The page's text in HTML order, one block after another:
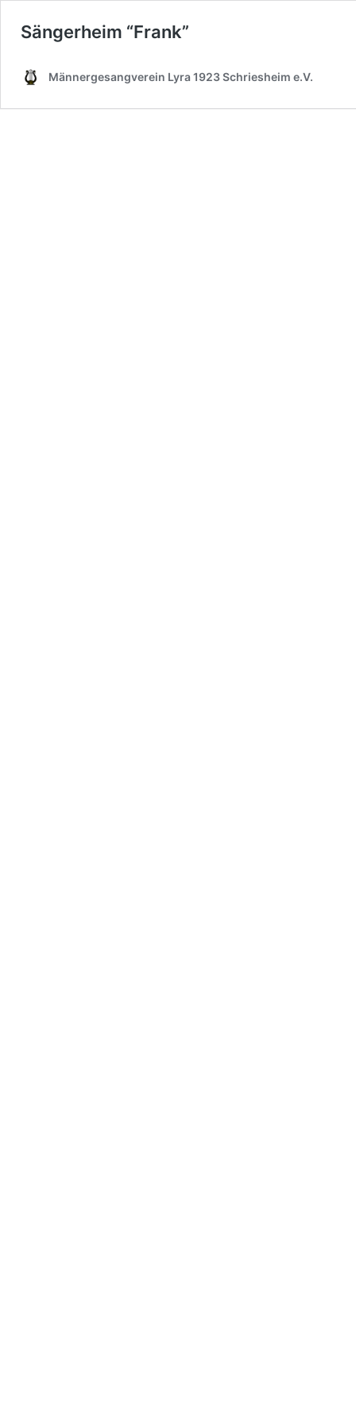
Sängerheim “Frank”
Männergesangverein Lyra 1923 Schriesheim e.V.